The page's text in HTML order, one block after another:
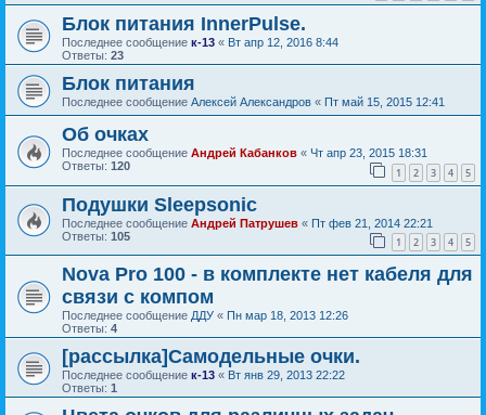
Блок питания InnerPulse.
Последнее сообщение к-13 « Вт апр 12, 2016 8:44
Ответы: 23
Блок питания
Последнее сообщение Алексей Александров « Пт май 15, 2015 12:41
Об очках
Последнее сообщение Андрей Кабанков « Чт апр 23, 2015 18:31
Ответы: 120 1 2 3 4 5
Подушки Sleepsonic
Последнее сообщение Андрей Патрушев « Пт фев 21, 2014 22:21
Ответы: 105 1 2 3 4 5
Nova Pro 100 - в комплекте нет кабеля для
связи с компом
Последнее сообщение ДДУ « Пн мар 18, 2013 12:26
Ответы: 4
[рассылка]Самодельные очки.
Последнее сообщение к-13 « Вт янв 29, 2013 22:22
Ответы: 1